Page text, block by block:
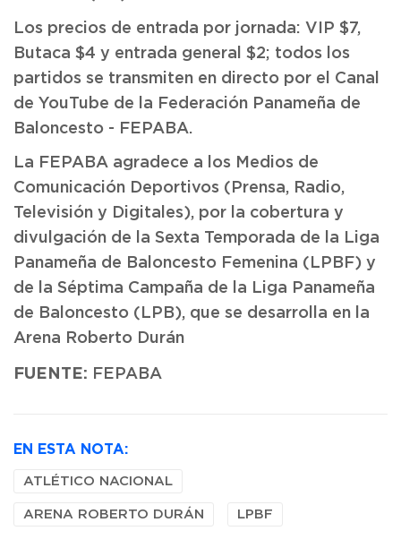
Los precios de entrada por jornada: VIP $7,
Butaca $4 y entrada general $2; todos los
partidos se transmiten en directo por el Canal
de YouTube de la Federación Panameña de
Baloncesto - FEPABA.
La FEPABA agradece a los Medios de
Comunicación Deportivos (Prensa, Radio,
Televisión y Digitales), por la cobertura y
divulgación de la Sexta Temporada de la Liga
Panameña de Baloncesto Femenina (LPBF) y
de la Séptima Campaña de la Liga Panameña
de Baloncesto (LPB), que se desarrolla en la
Arena Roberto Durán
FUENTE: FEPABA
EN ESTA NOTA:
ATLÉTICO NACIONAL
ARENA ROBERTO DURÁN LPBF